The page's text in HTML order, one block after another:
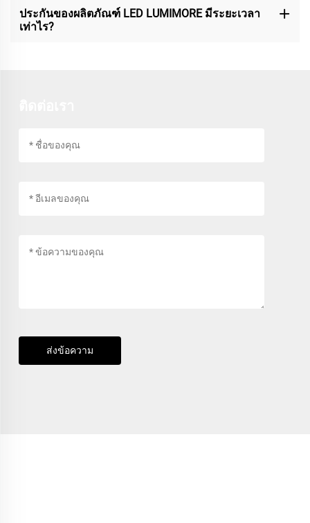
ประกันของผลิตภัณฑ์ LED LUMIMORE มีระยะเวลา
เท่าไร?
ส่งข้อความ